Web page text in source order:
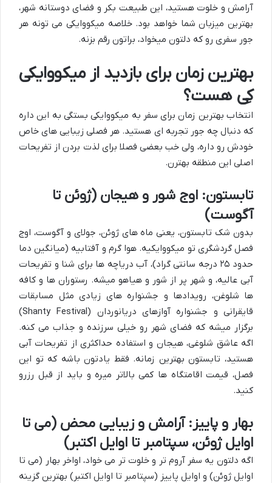
آرامش و خلوت هستید، این طبیعت بکر و فضای دوستانه شهر،
بهترین میزبان شما خواهد بود. خلاصه میکووایکی می تونه هر
جور سفری رو که دلتون میخواد، براتون رقم بزنه.
بهترین زمان برای بازدید از میکووایکی
کِی هست؟
انتخاب بهترین زمان برای سفر به میکووایکی بستگی به این داره
که دنبال چه جور تجربه ای هستید. هر فصلی زیبایی های خاص
خودش رو داره، ولی خب بعضی فصلا برای لذت بردن از تفریحات
اصلی این منطقه بهترن.
تابستون: اوج شور و هیجان (ژوئن تا
آگوست)
بدون شک تابستون، یعنی ماه های ژوئن، جولای و آگوست، اوج
فصل گردشگری تو میکووایکیه. هوا گرم و آفتابیه (میانگین دما
حدود ۲۵ درجه سانتی گراد)، آب دریاچه ها برای شنا و تفریحات
آبی عالیه، و شهر پر از شور و هیاهو میشه. رستوران ها و کافه
ها شلوغن، رویدادها و جشنواره های زیادی مثل مسابقات
قایقرانی و جشنواره آوازهای دریانوردان (Shanty Festival)
برگزار میشه که فضای شهر رو خیلی سرزنده و جذاب می کنه.
اگه عاشق شلوغی، هیجان و استفاده حداکثری از تفریحات آبی
هستید، تابستون بهترین زمانه. فقط یادتون باشه که تو این
فصل، قیمت اقامتگاه ها کمی بالاتر میره و باید از قبل رزرو
کنید.
بهار و پاییز: آرامش و زیبایی محض (می تا
اوایل ژوئن، سپتامبر تا اوایل اکتبر)
اگه دلتون یه سفر آروم تر و خلوت تر می خواد، اواخر بهار (می تا
اوایل ژوئن) و اوایل پاییز (سپتامبر تا اوایل اکتبر) بهترین گزینه